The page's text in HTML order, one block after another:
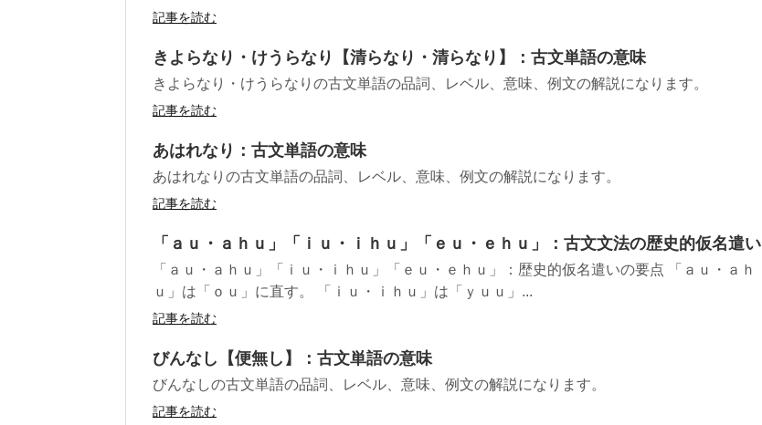
記事を読む
きよらなり・けうらなり【清らなり・清らなり】：古文単語の意味
きよらなり・けうらなりの古文単語の品詞、レベル、意味、例文の解説になります。
記事を読む
あはれなり：古文単語の意味
あはれなりの古文単語の品詞、レベル、意味、例文の解説になります。
記事を読む
「ａｕ・ａｈｕ」「ｉｕ・ｉｈｕ」「ｅｕ・ｅｈｕ」：古文文法の歴史的仮名遣い
「ａｕ・ａｈｕ」「ｉｕ・ｉｈｕ」「ｅｕ・ｅｈｕ」：歴史的仮名遣いの要点 「ａｕ・ａｈ
ｕ」は「ｏｕ」に直す。 「ｉｕ・ｉｈｕ」は「ｙｕｕ」...
記事を読む
びんなし【便無し】：古文単語の意味
びんなしの古文単語の品詞、レベル、意味、例文の解説になります。
記事を読む